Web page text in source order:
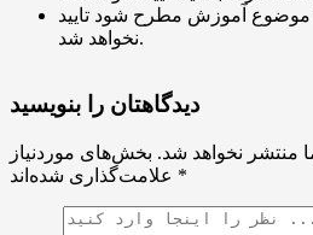
موضوع آموزش مطرح شود تایید
نخواهد شد.
دیدگاهتان را بنویسید
منتشر نخواهد شد. بخش‌های موردنیاز
*